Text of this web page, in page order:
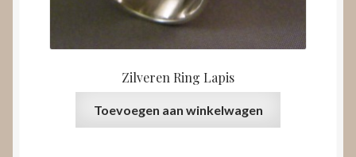
Zilveren Ring Lapis
Toevoegen aan winkelwagen